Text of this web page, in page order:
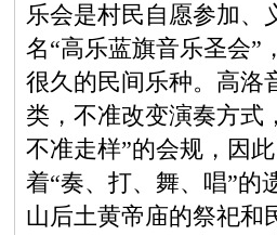
乐会是村民自愿参加、
名“高乐蓝旗音乐圣会”
很久的民间乐种。高洛
类，不准改变演奏方式
不准走样”的会规，因
着“奏、打、舞、唱”的
山后土黄帝庙的祭祀和